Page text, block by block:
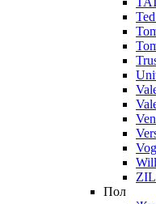
Пол